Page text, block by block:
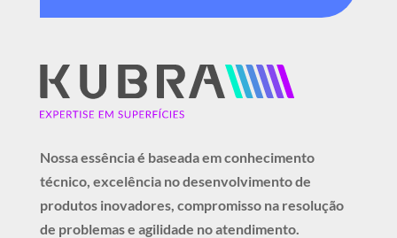
Nossa essência é baseada em conhecimento
técnico, excelência no desenvolvimento de
produtos inovadores, compromisso na resolução
de problemas e agilidade no atendimento.